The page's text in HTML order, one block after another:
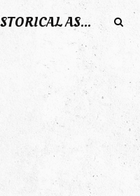
LIBERTY WHEELS HISTORICAL ASSOCIATION